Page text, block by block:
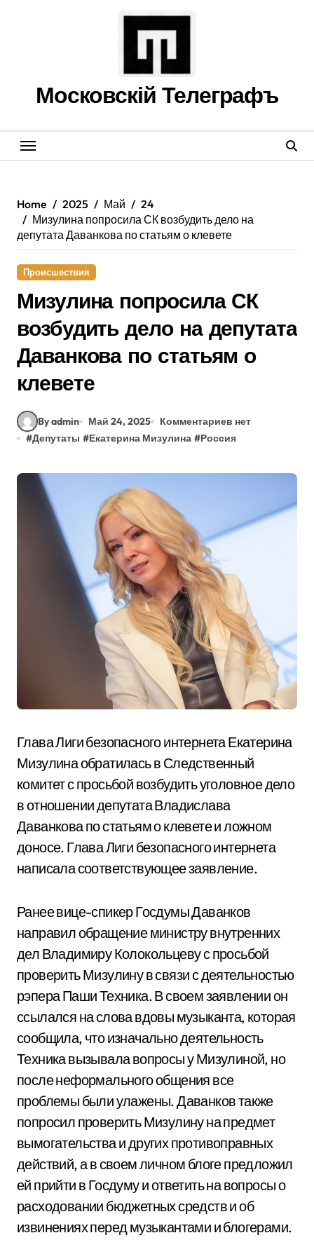
Московскій Телеграфъ
Home 2025 Май
24
Мизулина попросила СК возбудить дело на
депутата Даванкова по статьям о клевете
Происшествия
Мизулина попросила СК
возбудить дело на депутата
Даванкова по статьям о
клевете
By admin Май 24, 2025
Комментариев нет
#Депутаты #Екатерина Мизулина #Россия
Глава Лиги безопасного интернета Екатерина
Мизулина обратилась в Следственный
комитет с просьбой возбудить уголовное дело
в отношении депутата Владислава
Даванкова по статьям о клевете и ложном
доносе. Глава Лиги безопасного интернета
написала соответствующее заявление.
Ранее вице-спикер Госдумы Даванков
направил обращение министру внутренних
дел Владимиру Колокольцеву с просьбой
проверить Мизулину в связи с деятельностью
рэпера Паши Техника. В своем заявлении он
ссылался на слова вдовы музыканта, которая
сообщила, что изначально деятельность
Техника вызывала вопросы у Мизулиной, но
после неформального общения все
проблемы были улажены. Даванков также
попросил проверить Мизулину на предмет
вымогательства и других противоправных
действий, а в своем личном блоге предложил
ей прийти в Госдуму и ответить на вопросы о
расходовании бюджетных средств и об
извинениях перед музыкантами и блогерами.